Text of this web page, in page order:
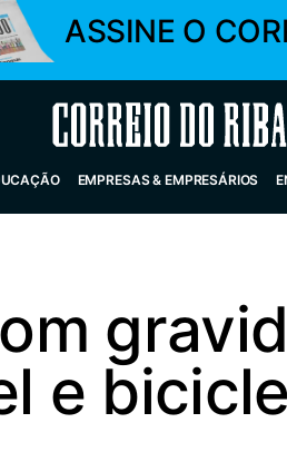
ASSINE O
Correio do Ribatejo
EMPRESAS & EMPRESÁRIOS
e